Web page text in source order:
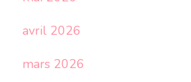
avril 2026
mars 2026